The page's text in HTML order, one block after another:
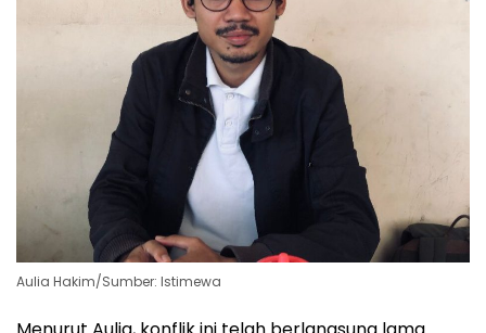
Aulia Hakim/Sumber: Istimewa